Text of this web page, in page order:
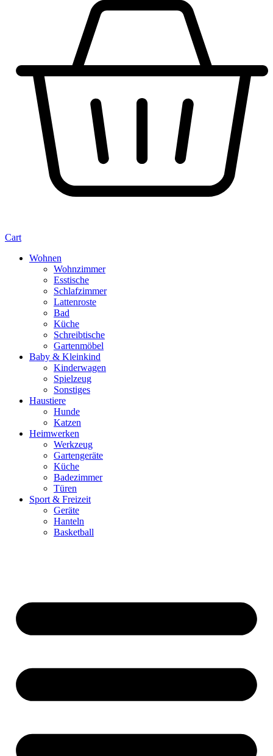
Cart
Wohnen
Wohnzimmer
Esstische
Schlafzimmer
Lattenroste
Bad
Küche
Schreibtische
Gartenmöbel
Baby & Kleinkind
Kinderwagen
Spielzeug
Sonstiges
Haustiere
Hunde
Katzen
Heimwerken
Werkzeug
Gartengeräte
Küche
Badezimmer
Türen
Sport & Freizeit
Geräte
Hanteln
Basketball